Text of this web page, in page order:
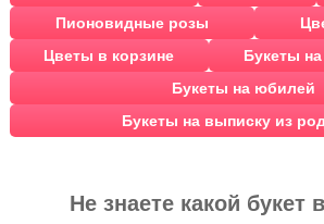
Пионовидные розы
Цветы в корзине
Букеты
Букеты на юбилей
Букеты на выписку из
Не знаете какой букет